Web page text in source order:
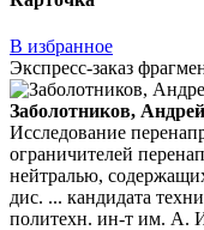
В избранное
Экспресс-заказ
Заболотников,
Исследование
ограничителей
нейтралью,
дис. ... кандидата
политехн. ин-т им. А.